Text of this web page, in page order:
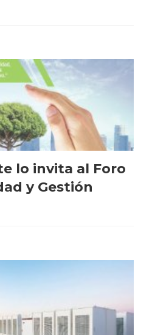
lo invita al Foro
y Gestión